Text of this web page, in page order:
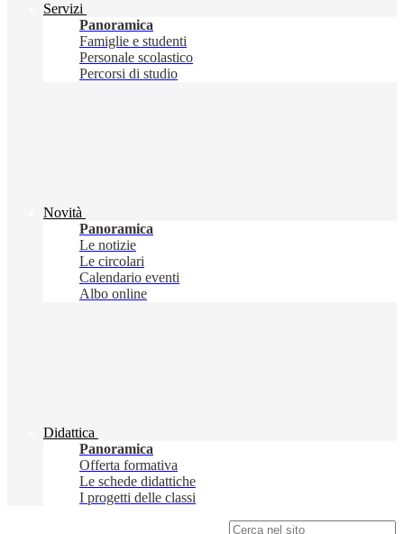
Servizi
Panoramica
Famiglie e studenti
Personale scolastico
Percorsi di studio
Novità
Panoramica
Le notizie
Le circolari
Calendario eventi
Albo online
Didattica
Panoramica
Offerta formativa
Le schede didattiche
I progetti delle classi